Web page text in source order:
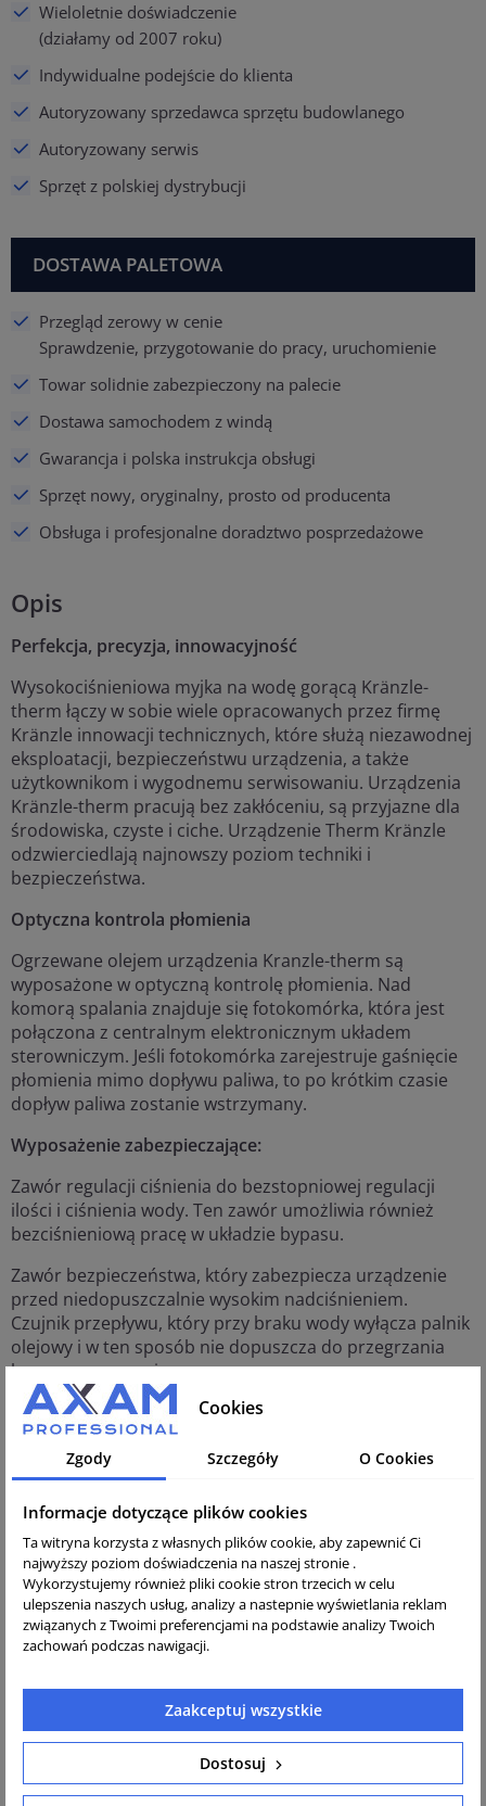
Wieloletnie doświadczenie
(działamy od 2007 roku)
Indywidualne podejście do klienta
Autoryzowany sprzedawca sprzętu budowlanego
Autoryzowany serwis
Sprzęt z polskiej dystrybucji
DOSTAWA PALETOWA
Przegląd zerowy w cenie
Sprawdzenie, przygotowanie do pracy, uruchomienie
Towar solidnie zabezpieczony na palecie
Dostawa samochodem z windą
Gwarancja i polska instrukcja obsługi
Sprzęt nowy, oryginalny, prosto od producenta
Obsługa i profesjonalne doradztwo posprzedażowe
Opis
Perfekcja, precyzja, innowacyjność
Wysokociśnieniowa myjka na wodę gorącą Kränzle-
therm łączy w sobie wiele opracowanych przez firmę
Kränzle innowacji technicznych, które służą niezawodnej
eksploatacji, bezpieczeństwu urządzenia, a także
użytkownikom i wygodnemu serwisowaniu. Urządzenia
Kränzle-therm pracują bez zakłóceniu, są przyjazne dla
środowiska, czyste i ciche. Urządzenie Therm Kränzle
odzwierciedlają najnowszy poziom techniki i
bezpieczeństwa.
Optyczna kontrola płomienia
Ogrzewane olejem urządzenia Kranzle-therm są
wyposażone w optyczną kontrolę płomienia. Nad
komorą spalania znajduje się fotokomórka, która jest
połączona z centralnym elektronicznym układem
sterowniczym. Jeśli fotokomórka zarejestruje gaśnięcie
płomienia mimo dopływu paliwa, to po krótkim czasie
dopływ paliwa zostanie wstrzymany.
Wyposażenie zabezpieczające:
Zawór regulacji ciśnienia do bezstopniowej regulacji
ilości i ciśnienia wody. Ten zawór umożliwia również
bezciśnieniową pracę w układzie bypasu.
Zawór bezpieczeństwa, który zabezpiecza urządzenie
przed niedopuszczalnie wysokim nadciśnieniem.
Czujnik przepływu, który przy braku wody wyłącza palnik
olejowy i w ten sposób nie dopuszcza do przegrzania
komory grzewczej.
Wyłącznik ciśnieniowy, który steruje wyłączeniem palnika
i dopuszcza spalanie tylko w obecności ciśnienia
roboczego.
Drugi specjalny wyłącznik ciśnieniowy różnicowy, który
przypadku kiedy pistolet jest zamknięty dłużej niż 30
sekund.
Wyzwalacz nadprądowy, który wyłącza urządzenie przy
nadmiernym poborze prądu.
Urządzenia serii therm C są wyposażone w analogowy
termostat obrotowy (zakres regulacji 30 °C do 140 °C).
Wszystkie wyżej wymienione komponenty zostały
miliony razy sprawdzone eksploatacyjnie.
Specyfikacja techniczna:
Ciśnienie robocze regulowane bezstopniowo:30-150 bar
Cookies
Zgody Szczegóły O Cookies
Informacje dotyczące plików cookies
Ta witryna korzysta z własnych plików cookie, aby zapewnić Ci
najwyższy poziom doświadczenia na naszej stronie .
Wykorzystujemy również pliki cookie stron trzecich w celu
ulepszenia naszych usług, analizy a nastepnie wyświetlania reklam
związanych z Twoimi preferencjami na podstawie analizy Twoich
zachowań podczas nawigacji.
Dostosuj
Zaakceptuj wszystkie